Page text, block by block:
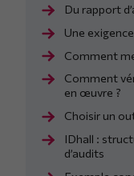
Du rapport
Une
Comment
Comment
en œuvre ?
Choisir un
IDhall :
d’audits